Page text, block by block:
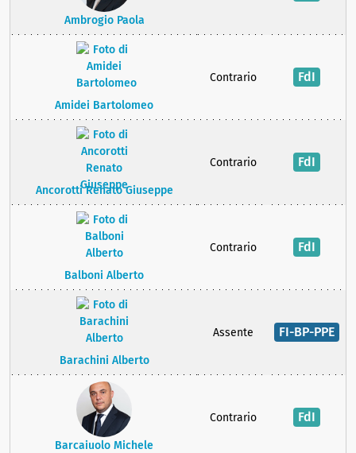
Ambrogio Paola
Amidei Bartolomeo
Contrario FdI
Ancorotti Renato Giuseppe
Contrario FdI
Balboni Alberto
Contrario FdI
Barachini Alberto
Assente FI-BP-PPE
Barcaiuolo Michele
Contrario FdI